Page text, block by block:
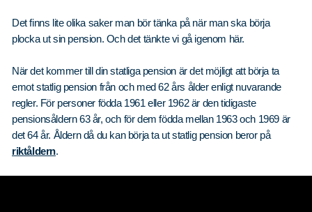
Det finns lite olika saker man bör tänka på när man ska börja
plocka ut sin pension. Och det tänkte vi gå igenom här.
När det kommer till din statliga pension är det möjligt att börja ta
emot statlig pension från och med 62 års ålder enligt nuvarande
regler. För personer födda 1961 eller 1962 är den tidigaste
pensionsåldern 63 år, och för dem födda mellan 1963 och 1969 är
det 64 år. Åldern då du kan börja ta ut statlig pension beror på
riktåldern.